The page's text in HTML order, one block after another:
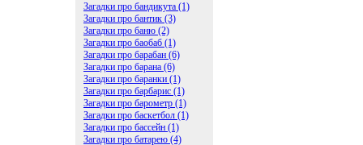
Загадки про бандикута (1)
Загадки про бантик (3)
Загадки про баню (2)
Загадки про баобаб (1)
Загадки про барабан (6)
Загадки про барана (6)
Загадки про баранки (1)
Загадки про барбарис (1)
Загадки про барометр (1)
Загадки про баскетбол (1)
Загадки про бассейн (1)
Загадки про батарею (4)